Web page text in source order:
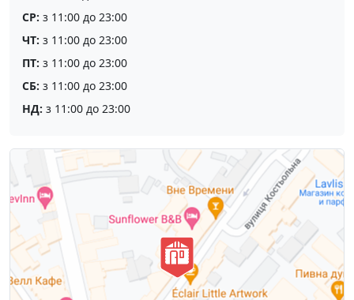
СР: з 11:00 до 23:00
ЧТ: з 11:00 до 23:00
ПТ: з 11:00 до 23:00
СБ: з 11:00 до 23:00
НД: з 11:00 до 23:00